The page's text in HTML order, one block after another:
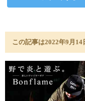
この記事は2022年9月14